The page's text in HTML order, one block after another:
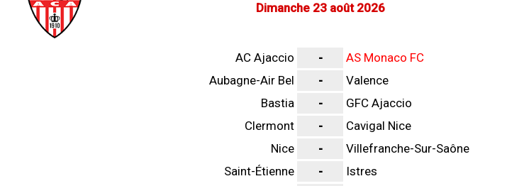
Dimanche 23 août 2026
AC Ajaccio -
AS Monaco FC
Aubagne-Air Bel
-
Valence
Bastia
-
GFC Ajaccio
Clermont
-
Cavigal Nice
Nice
-
Villefranche-Sur-Saône
Saint-Étienne
-
Istres